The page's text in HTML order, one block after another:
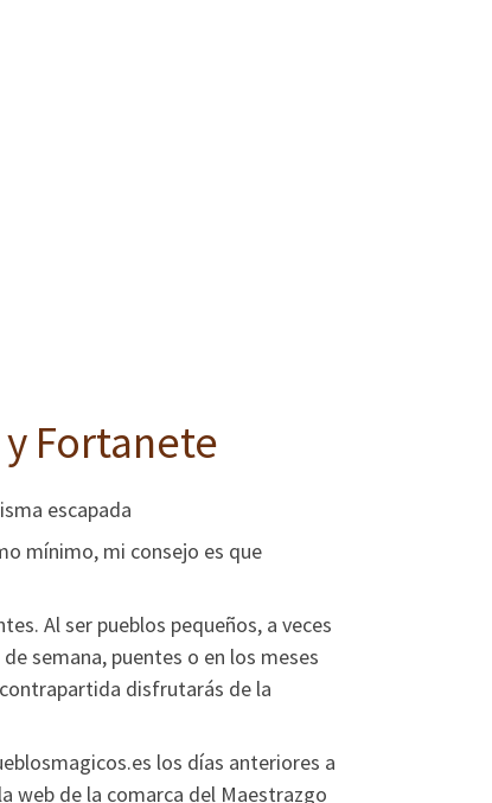
Fortanete
escapada
mínimo, mi consejo es que
Al ser pueblos pequeños, a veces
semana, puentes o en los meses
disfrutarás de la
los días anteriores a
web de la comarca del Maestrazgo